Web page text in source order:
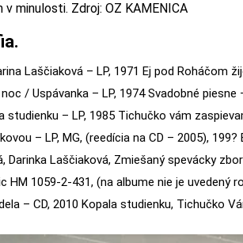
v minulosti. Zdroj: OZ KAMENICA
Laščiaková – LP, 1971 Ej pod Roháčom
/ Uspávanka – LP, 1974 Svadobné piesne
studienku – LP, 1985 Tichučko vám
– LP, MG, (reedícia na CD – 2005),
Darinka Laščiaková, Zmiešaný spevácky
HM 1059-2-431, (na albume nie je uvedený
– CD, 2010 Kopala studienku, Tichučko